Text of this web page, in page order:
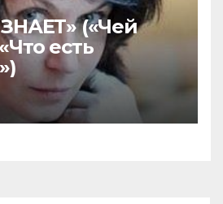
(«Чей
есть